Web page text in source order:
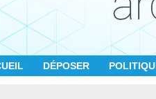
DÉPOSER